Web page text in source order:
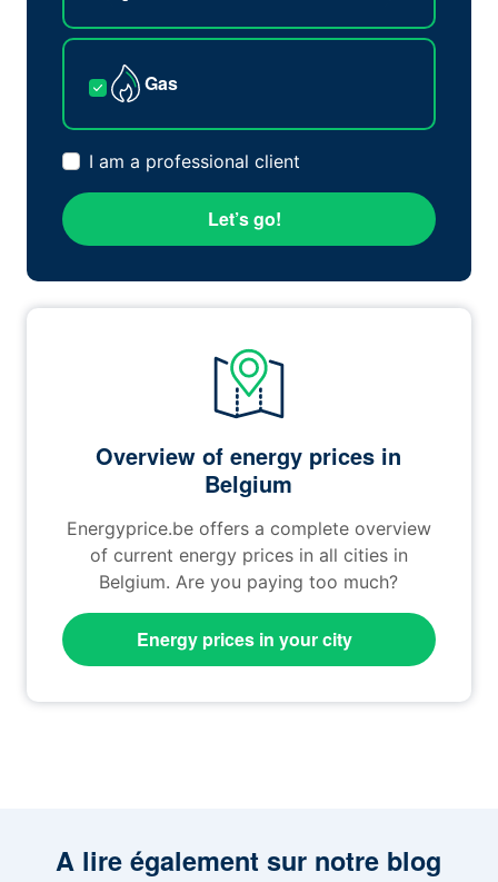
Gas
I am a professional client
Let’s go!
Overview of energy prices in
Belgium
Energyprice.be offers a complete overview
of current energy prices in all cities in
Belgium. Are you paying too much?
Energy prices in your city
A lire également sur notre blog